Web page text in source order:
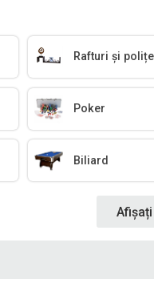
Rafturi și polițe
Poker
Biliard